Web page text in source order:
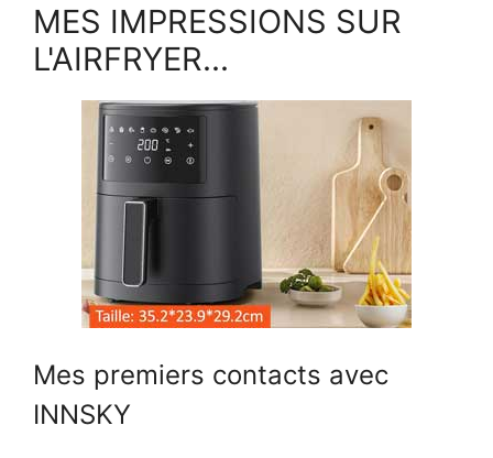
MES IMPRESSIONS SUR
L'AIRFRYER...
Mes premiers contacts avec
INNSKY